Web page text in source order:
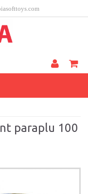
Klantenfeedback
paraplu 100